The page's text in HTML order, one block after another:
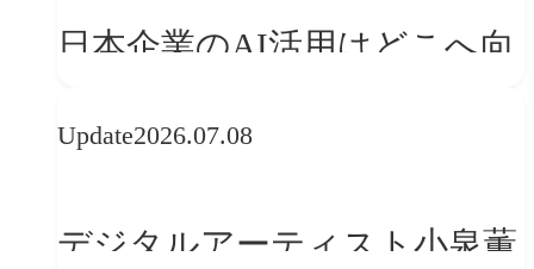
日本企業のAI活用はどこへ向
レンドに見る「人間中心」へ
Update2026.07.08
デジタルアーティスト小泉薫